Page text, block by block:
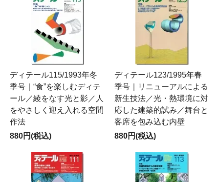
ディテール115/1993年冬
季号｜“食”を楽しむディテ
ール／綾をなす光と影／人
をやさしく迎え入れる空間
作法
880円(税込)
ディテール123/1995年春
季号｜リニューアルによる
新生技法／光・熱環境に対
応した建築的試み／舞台と
客席を包み込む内壁
880円(税込)